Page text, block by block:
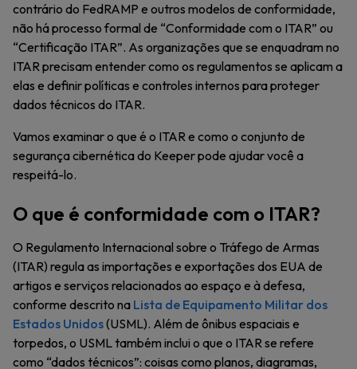
contrário do FedRAMP e outros modelos de conformidade,
não há processo formal de “Conformidade com o ITAR” ou
“Certificação ITAR”. As organizações que se enquadram no
ITAR precisam entender como os regulamentos se aplicam a
elas e definir políticas e controles internos para proteger
dados técnicos do ITAR.
Vamos examinar o que é o ITAR e como o conjunto de
segurança cibernética do Keeper pode ajudar você a
respeitá-lo.
O que é conformidade com o ITAR?
O Regulamento Internacional sobre o Tráfego de Armas
(ITAR) regula as importações e exportações dos EUA de
artigos e serviços relacionados ao espaço e à defesa,
conforme descrito na Lista de Equipamento Militar dos
Estados Unidos(USML). Além de ônibus espaciais e
torpedos, o USML também inclui o que o ITAR se refere
como “dados técnicos”: coisas como planos, diagramas,